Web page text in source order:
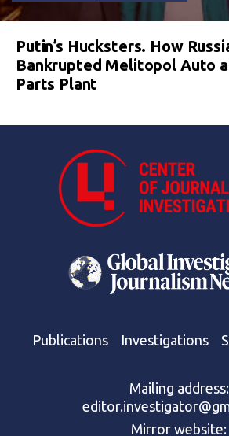
Putin’s Hucksters. How
Bankrupted Melitopol Auto
Parts Plant
Publications Investigations
Mailing address:
Mirror website: